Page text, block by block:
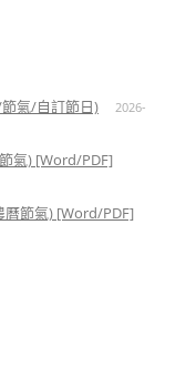
氣/自訂節日)
2026-
氣) [Word/PDF]
曆節氣) [Word/PDF]